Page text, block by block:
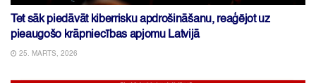
Tet sāk piedāvāt kiberrisku apdrošināšanu, reaģējot uz
pieaugošo krāpniecības apjomu Latvijā
25. MARTS, 2026